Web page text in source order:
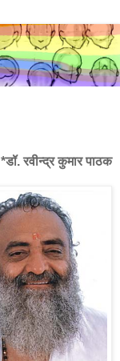
*डॉ. रवीन्द्र कुमार पाठक